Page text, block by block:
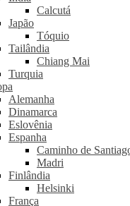
Calcutá
Japão
Tóquio
Tailândia
Chiang Mai
Turquia
Alemanha
Dinamarca
Eslovênia
Espanha
Caminho de
Madri
Finlândia
Helsinki
França